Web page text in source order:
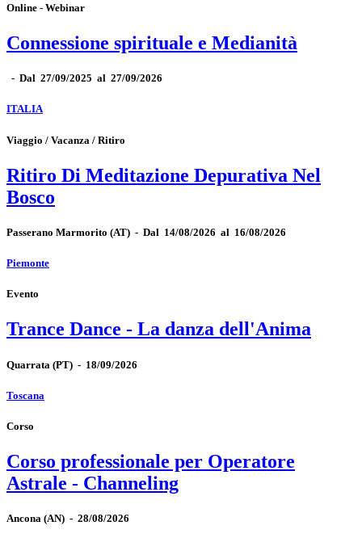
Online - Webinar
Connessione spirituale e Medianità
- Dal 27/09/2025 al 27/09/2026
ITALIA
Viaggio / Vacanza / Ritiro
Ritiro Di Meditazione Depurativa Nel
Bosco
Passerano Marmorito (AT) - Dal 14/08/2026 al 16/08/2026
Piemonte
Evento
Trance Dance - La danza dell'Anima
Quarrata (PT) - 18/09/2026
Toscana
Corso
Corso professionale per Operatore
Astrale - Channeling
Ancona (AN) - 28/08/2026